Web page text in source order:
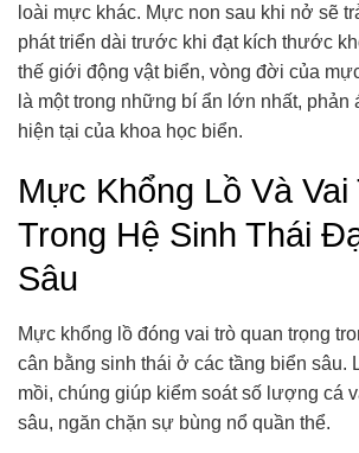
loài mực khác. Mực non sau khi nở sẽ
phát triển dài trước khi đạt kích thước
thế giới động vật biển, vòng đời của
là một trong những bí ẩn lớn nhất, phản
hiện tại của khoa học biển.
Mực Khổng Lồ Và Vai
Trong Hệ Sinh Thái
Sâu
Mực khổng lồ đóng vai trò quan trọng
cân bằng sinh thái ở các tầng biển sâu.
mồi, chúng giúp kiểm soát số lượng cá
sâu, ngăn chặn sự bùng nổ quần thể.